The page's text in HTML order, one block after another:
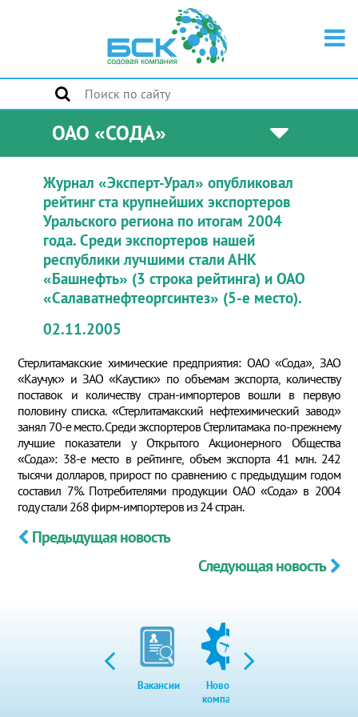
ОАО «СОДА»
Журнал «Эксперт-Урал» опубликовал
рейтинг ста крупнейших экспортеров
Уральского региона по итогам 2004
года. Среди экспортеров нашей
республики лучшими стали АНК
«Башнефть» (3 строка рейтинга) и ОАО
«Салаватнефтеоргсинтез» (5-е место).
02.11.2005
Стерлитамакские химические предприятия: ОАО «Сода», ЗАО
«Каучук» и ЗАО «Каустик» по объемам экспорта, количеству
поставок и количеству стран-импортеров вошли в первую
половину списка. «Стерлитамакский нефтехимический завод»
занял 70-е место. Среди экспортеров Стерлитамака по-прежнему
лучшие показатели у Открытого Акционерного Общества
«Сода»: 38-е место в рейтинге, объем экспорта 41 млн. 242
тысячи долларов, прирост по сравнению с предыдущим годом
составил 7%. Потребителями продукции ОАО «Сода» в 2004
году стали 268 фирм-импортеров из 24 стран.
Предыдущая новость
Следующая новость
Вакансии
Новости
компании